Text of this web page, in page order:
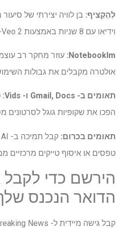
לְהַקְצִיף:
וידיאו עם 8 שניות באמצעות Veo 2-נהדר למושגי מודעות, טיזרים חברתיים או רעיונות להגיש במהירות.
Notebooklm
: עוזר מחקר רב
אולטרה מקבלים את גבולות
תאומים ב- Gmail, Docs ו- Vids:
הפכו את שקופיות גוגל לסרטונים
תאומים בכרום:
טפסים או איסוף טייקים מרכזיים
הירשם כדי
הדואר הנכנס
קבל גישה מיידית ל- Breaking News, הביקורות החמות ביותר, מבצעים מעולים וטיפים מועילים.